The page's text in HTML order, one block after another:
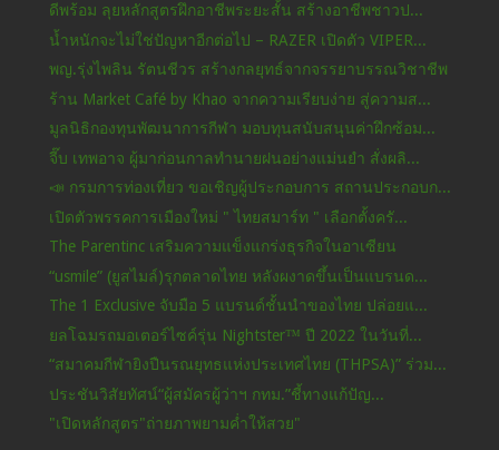
ดีพร้อม ลุยหลักสูตรฝึกอาชีพระยะสั้น สร้างอาชีพชาวป...
น้ำหนักจะไม่ใช่ปัญหาอีกต่อไป – RAZER เปิดตัว VIPER...
พญ.รุ่งไพลิน รัตนชีวร สร้างกลยุทธ์จากจรรยาบรรณวิชาชีพ
ร้าน Market Café by Khao จากความเรียบง่าย สู่ความส...
มูลนิธิกองทุนพัฒนาการกีฬา มอบทุนสนับสนุนค่าฝึกซ้อม...
จี๊บ เทพอาจ ผู้มาก่อนกาลทำนายฝนอย่างแม่นยำ สั่งผลิ...
📣 กรมการท่องเที่ยว ขอเชิญผู้ประกอบการ สถานประกอบก...
เปิดตัวพรรคการเมืองใหม่ " ไทยสมาร์ท " เลือกตั้งครั...
The Parentinc เสริมความแข็งแกร่งธุรกิจในอาเซียน
“usmile” (ยูสไมล์)รุกตลาดไทย หลังผงาดขึ้นเป็นแบรนด...
The 1 Exclusive จับมือ 5 แบรนด์ชั้นนำของไทย ปล่อยแ...
ยลโฉมรถมอเตอร์ไซค์รุ่น Nightster™ ปี 2022 ในวันที่...
“สมาคมกีฬายิงปืนรณยุทธแห่งประเทศไทย (THPSA)” ร่วม...
ประชันวิสัยทัศน์“ผู้สมัครผู้ว่าฯ กทม.”ชี้ทางแก้ปัญ...
"เปิดหลักสูตร"ถ่ายภาพยามค่ำให้สวย"